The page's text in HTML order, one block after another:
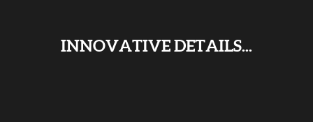
INNOVATIVE DETAILS...